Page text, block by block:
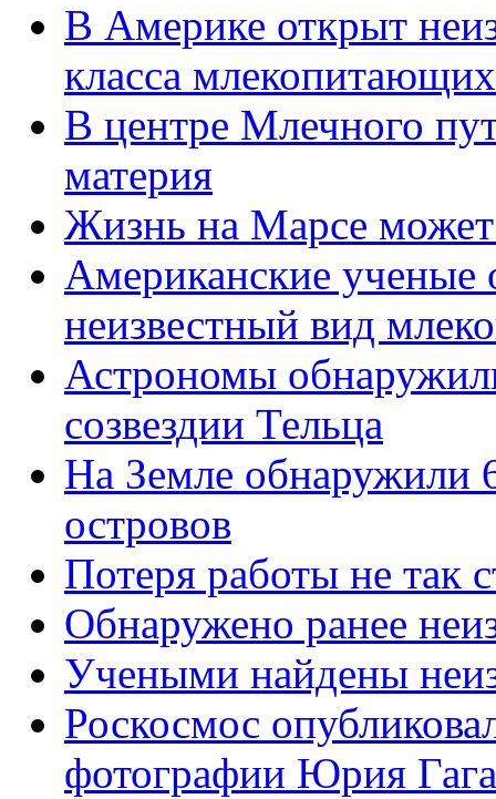
В Америке открыт
класса млекопитающих
В центре Млечного
материя
Жизнь на Марсе может
Американские
неизвестный вид
Астрономы
созвездии Тельца
На Земле обнаружили
островов
Потеря работы не так
Обнаружено ранее
Учеными найдены
Роскосмос
фотографии Юрия